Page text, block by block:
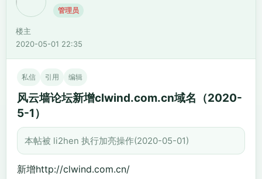
管理员
楼主
2020-05-01 22:35
私信 引用 编辑
风云墙论坛新增clwind.com.cn域名（2020-
5-1）
本帖被 li2hen 执行加亮操作(2020-05-01)
新增http://clwind.com.cn/